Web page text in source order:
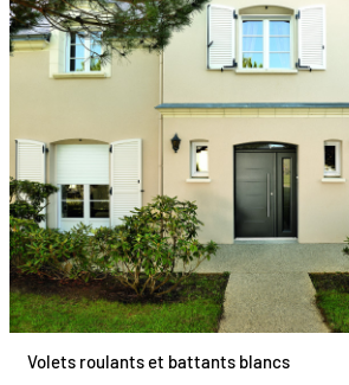
Volets roulants et battants blancs